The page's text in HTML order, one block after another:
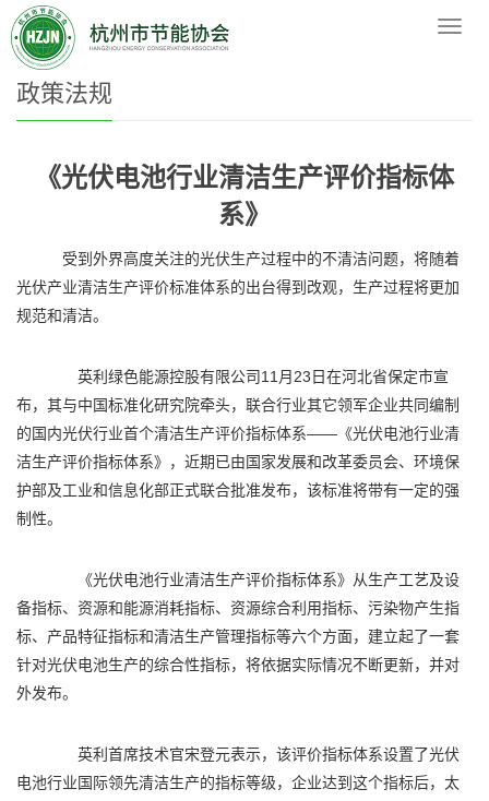
导
您的位置： 网站首页>政策法规
政策法规
《光伏电池行业清洁生产评价指标体
系》
受到外界高度关注的光伏生产过程中的不清洁问题，将随着
光伏产业清洁生产评价标准体系的出台得到改观，生产过程将更加
规范和清洁。
英利绿色能源控股有限公司11月23日在河北省保定市宣
布，其与中国标准化研究院牵头，联合行业其它领军企业共同编制
的国内光伏行业首个清洁生产评价指标体系——《光伏电池行业清
洁生产评价指标体系》，近期已由国家发展和改革委员会、环境保
护部及工业和信息化部正式联合批准发布，该标准将带有一定的强
制性。
《光伏电池行业清洁生产评价指标体系》从生产工艺及设
备指标、资源和能源消耗指标、资源综合利用指标、污染物产生指
标、产品特征指标和清洁生产管理指标等六个方面，建立起了一套
针对光伏电池生产的综合性指标，将依据实际情况不断更新，并对
外发布。
英利首席技术官宋登元表示，该评价指标体系设置了光伏
电池行业国际领先清洁生产的指标等级，企业达到这个指标后，太